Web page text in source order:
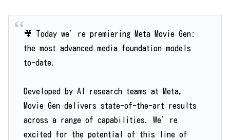
🎥 Today we’re premiering Meta Movie Gen:
the most advanced media foundation models
to-date.
Developed by AI research teams at Meta,
Movie Gen delivers state-of-the-art results
across a range of capabilities. We’re
excited for the potential of this line of